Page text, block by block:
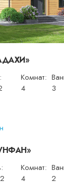
Комнат:
4
3
Комнат:
4
2